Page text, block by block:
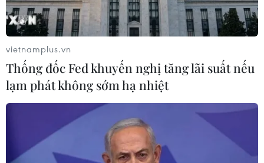
Thị trường chứng khoán thế giới:
Nhà đầu tư chấp chới
03/08/2026 14:35
Truy xét nhanh vụ thanh thiếu niên
dùng súng giải quyết mâu thuẫn ở
Thành phố Hồ Chí Minh
03/08/2026 12:07
vietnamplus.vn
Thống đốc Fed khuyến nghị tăng lãi suất nếu
lạm phát không sớm hạ nhiệt